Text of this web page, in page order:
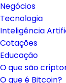
Negócios
Tecnologia
Inteligência
Cotações
Educação
O que são
O que é Bitcoin?